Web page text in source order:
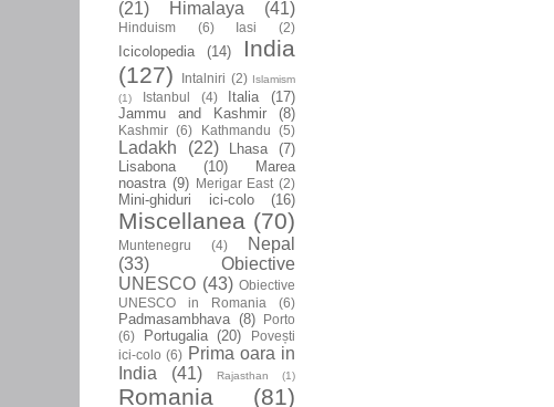
(21)
Himalaya (41)
Hinduism (6) Iasi (2)
Icicolopedia (14)
India
(127)
Intalniri (2) Islamism
(1)
Istanbul (4) Italia
(17)
Jammu and Kashmir
(8)
Kashmir (6) Kathmandu (5)
Ladakh (22) Lhasa
(7)
Lisabona
(10)
Marea
noastra (9) Merigar East (2)
Mini-ghiduri ici-colo (16)
Miscellanea (70)
Muntenegru (4)
Nepal
(33)
Obiective
UNESCO (43) Obiective
UNESCO in Romania
(6)
Padmasambhava (8)
Porto
(6)
Portugalia (20)
Povești
ici-colo (6) Prima oara in
India
(41) Rajasthan (1)
Romania (81)